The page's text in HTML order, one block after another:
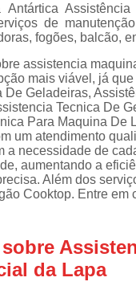
Instalações
lava e
de fogão
em freezer
de
fogões, balcão,
assistencia
mais viável, já
De Geladeiras,
Tecnica De
Para Maquina De
um atendimento
a necessidade de
aumentando a
Além dos
Cooktop. Entre
da Lapa